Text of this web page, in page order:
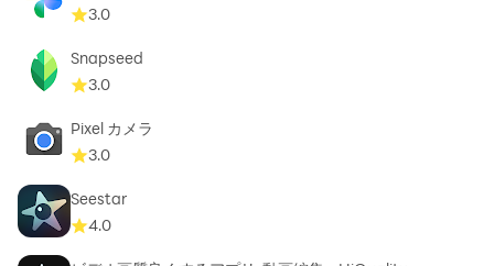
3.0
Snapseed
3.0
Pixel カメラ
3.0
Seestar
4.0